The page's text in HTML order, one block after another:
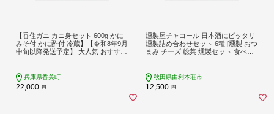
【香住ガニ カニ身セット 600g かに
みそ付 かに酢付 冷蔵】【令和8年9月
中旬以降発送予定】 大人気 おすすめ
ニ 人気 カニ かに 蟹 爪 ほぐし しゃ
ぶ ボイル 脚 鍋 丸近 19-07
兵庫県香美町
22,000 円
燻製屋チャコール 日本酒にピッタリ
燻製詰め合わせセット 6種 [燻製 おつ
まみ チーズ 総菜 燻製セット 食べ比
秋田県由利本荘市
12,500 円